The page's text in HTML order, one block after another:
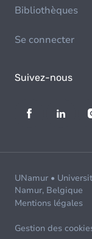
Bibliothèques
Se connecter
Suivez-nous
UNamur •
Namur, Belgique
Mentions légales
Gestion des